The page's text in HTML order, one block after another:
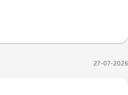
27-07-2026